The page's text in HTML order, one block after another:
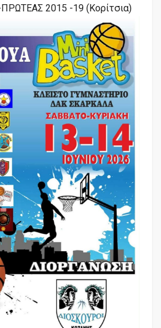
2015 -19 (Κορίτσια)